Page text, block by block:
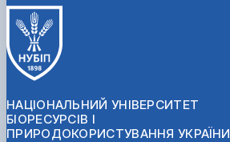
НАЦІОНАЛЬНИЙ УНІВЕРСИТЕТ
БІОРЕСУРСІВ І
ПРИРОДОКОРИСТУВАННЯ УКРАЇНИ